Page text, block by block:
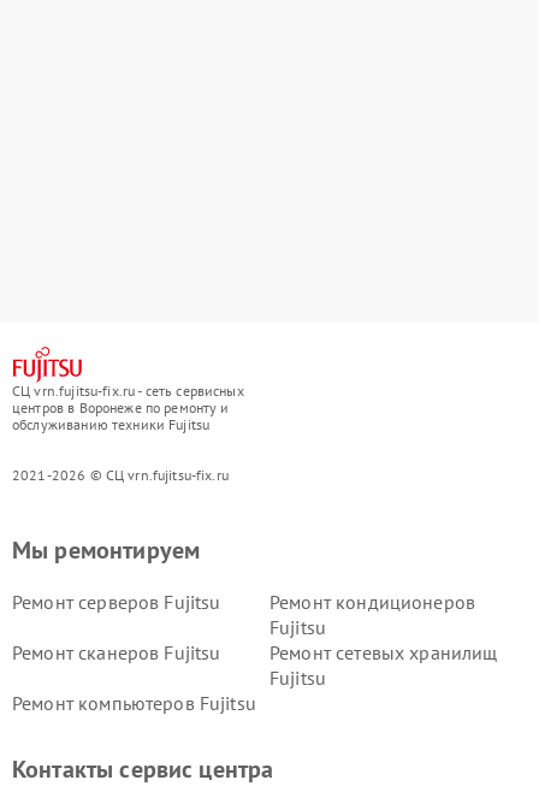
СЦ vrn.fujitsu-fix.ru - сеть сервисных
центров в Воронеже по ремонту и
обслуживанию техники Fujitsu
2021-2026 © СЦ vrn.fujitsu-fix.ru
Мы ремонтируем
Ремонт серверов Fujitsu
Ремонт кондиционеров
Fujitsu
Ремонт сканеров Fujitsu
Ремонт сетевых хранилищ
Fujitsu
Ремонт компьютеров Fujitsu
Контакты сервис центра